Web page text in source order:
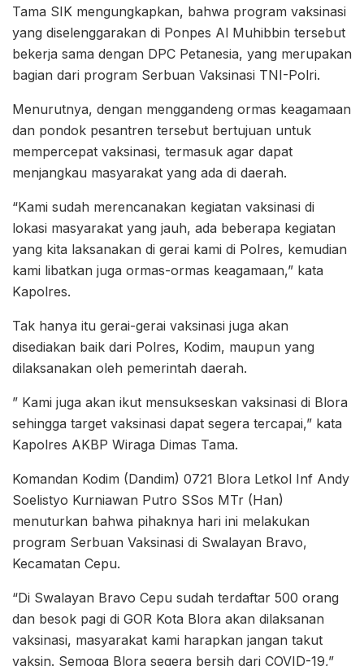
Tama SIK mengungkapkan, bahwa program vaksinasi
yang diselenggarakan di Ponpes Al Muhibbin tersebut
bekerja sama dengan DPC Petanesia, yang merupakan
bagian dari program Serbuan Vaksinasi TNI-Polri.
Menurutnya, dengan menggandeng ormas keagamaan
dan pondok pesantren tersebut bertujuan untuk
mempercepat vaksinasi, termasuk agar dapat
menjangkau masyarakat yang ada di daerah.
“Kami sudah merencanakan kegiatan vaksinasi di
lokasi masyarakat yang jauh, ada beberapa kegiatan
yang kita laksanakan di gerai kami di Polres, kemudian
kami libatkan juga ormas-ormas keagamaan,” kata
Kapolres.
Tak hanya itu gerai-gerai vaksinasi juga akan
disediakan baik dari Polres, Kodim, maupun yang
dilaksanakan oleh pemerintah daerah.
” Kami juga akan ikut mensukseskan vaksinasi di Blora
sehingga target vaksinasi dapat segera tercapai,” kata
Kapolres AKBP Wiraga Dimas Tama.
Komandan Kodim (Dandim) 0721 Blora Letkol Inf Andy
Soelistyo Kurniawan Putro SSos MTr (Han)
menuturkan bahwa pihaknya hari ini melakukan
program Serbuan Vaksinasi di Swalayan Bravo,
Kecamatan Cepu.
“Di Swalayan Bravo Cepu sudah terdaftar 500 orang
dan besok pagi di GOR Kota Blora akan dilaksanan
vaksinasi, masyarakat kami harapkan jangan takut
vaksin. Semoga Blora segera bersih dari COVID-19,”